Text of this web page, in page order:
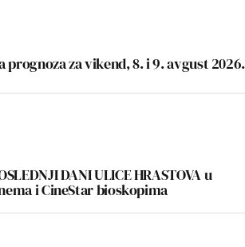
prognoza za vikend, 8. i 9. avgust 2026.
DANI ULICE HRASTOVA u
i CineStar bioskopima